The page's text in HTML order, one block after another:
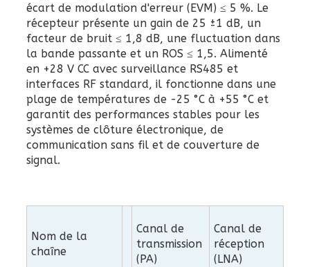
écart de modulation d'erreur (EVM) ≤ 5 %. Le
récepteur présente un gain de 25 ±1 dB, un
facteur de bruit ≤ 1,8 dB, une fluctuation dans
la bande passante et un ROS ≤ 1,5. Alimenté
en +28 V CC avec surveillance RS485 et
interfaces RF standard, il fonctionne dans une
plage de températures de -25 °C à +55 °C et
garantit des performances stables pour les
systèmes de clôture électronique, de
communication sans fil et de couverture de
signal.
Nom de la
chaîne
Canal de
transmission
(PA)
Canal de
réception
(LNA)